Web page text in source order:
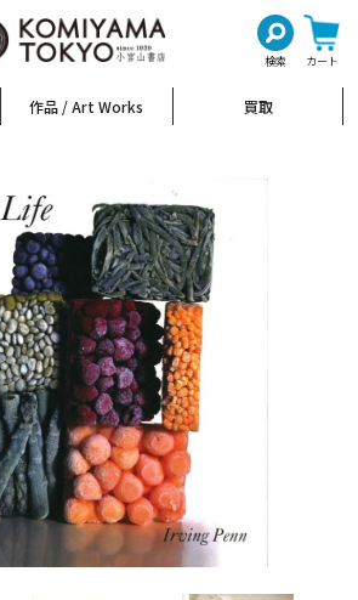
検索 カート
作品 / Art Works 買取